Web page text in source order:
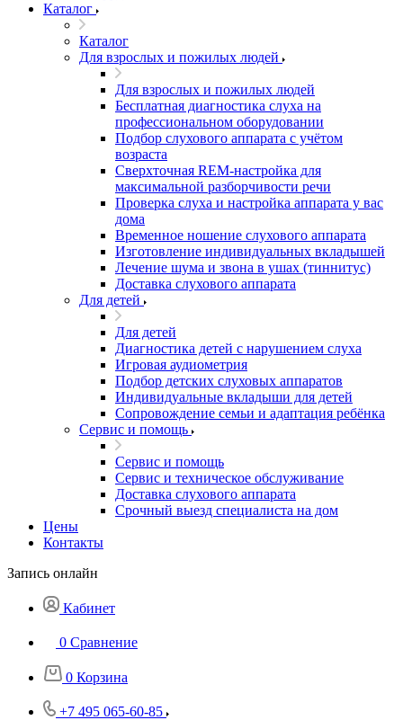
Каталог
Каталог
Для взрослых и пожилых людей
Для взрослых и пожилых людей
Бесплатная диагностика слуха на
профессиональном оборудовании
Подбор слухового аппарата с учётом
возраста
Сверхточная REM-настройка для
максимальной разборчивости речи
Проверка слуха и настройка аппарата у вас
дома
Временное ношение слухового аппарата
Изготовление индивидуальных вкладышей
Лечение шума и звона в ушах (тиннитус)
Доставка слухового аппарата
Для детей
Для детей
Диагностика детей с нарушением слуха
Игровая аудиометрия
Подбор детских слуховых аппаратов
Индивидуальные вкладыши для детей
Сопровождение семьи и адаптация ребёнка
Сервис и помощь
Сервис и помощь
Сервис и техническое обслуживание
Доставка слухового аппарата
Срочный выезд специалиста на дом
Цены
Контакты
Запись онлайн
Кабинет
0 Сравнение
0 Корзина
+7 495 065-60-85